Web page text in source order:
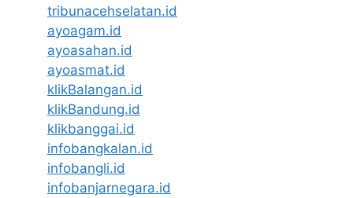
tribunacehselatan.id
ayoagam.id
ayoasahan.id
ayoasmat.id
klikBalangan.id
klikBandung.id
klikbanggai.id
infobangkalan.id
infobangli.id
infobanjarnegara.id